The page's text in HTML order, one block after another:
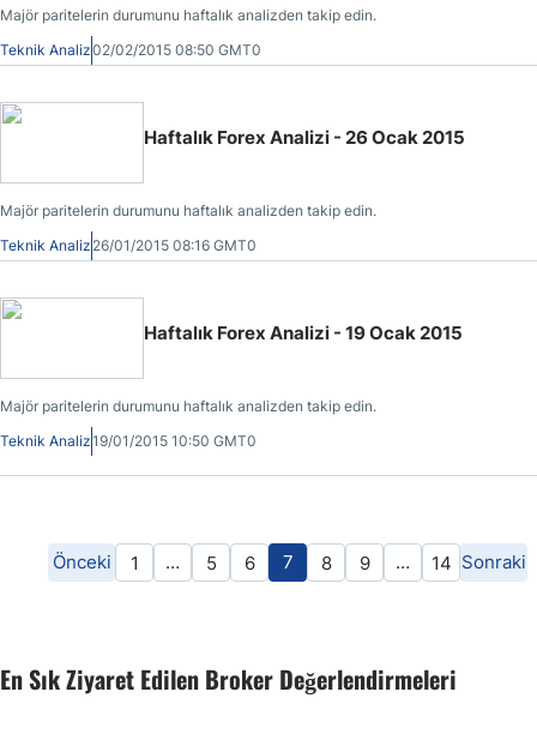
Majör paritelerin durumunu haftalık analizden takip edin.
Teknik Analiz02/02/2015 08:50 GMT0
Haftalık Forex Analizi - 26 Ocak 2015
Majör paritelerin durumunu haftalık analizden takip edin.
Teknik Analiz 26/01/2015 08:16 GMT0
Haftalık Forex Analizi - 19 Ocak 2015
Majör paritelerin durumunu haftalık analizden takip edin.
Teknik Analiz19/01/2015 10:50 GMT0
Önceki 1 … 5 6 7 8 9 … 14 Sonraki
En Sık Ziyaret Edilen Broker Değerlendirmeleri